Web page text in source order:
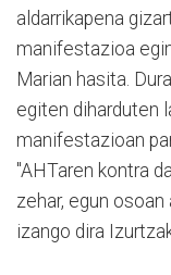
aldarrikapena
manifestazioa
Marian hasita.
egiten diharduten
manifestazioan
"AHTaren kontra
zehar, egun
izango dira